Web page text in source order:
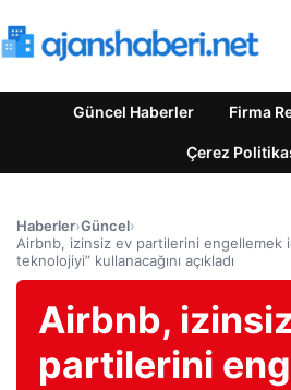
Güncel Haberler Firma
Çerez
Haberler›Güncel›
Airbnb, izinsiz ev partilerini engellemek
teknolojiyi” kullanacağını açıkladı
Airbnb,
partilerini